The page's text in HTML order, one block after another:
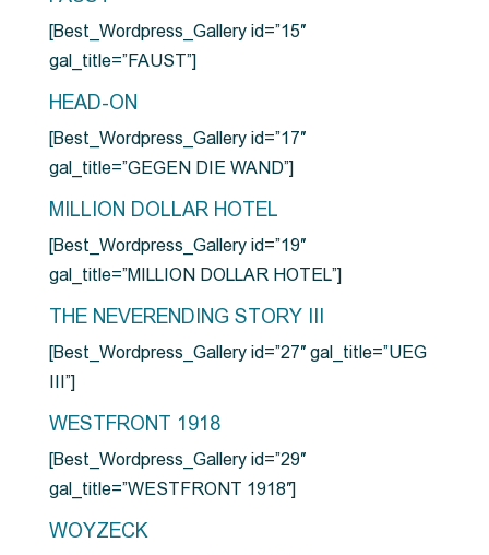
[Best_Wordpress_Gallery id=”15″
gal_title=”FAUST”]
HEAD-ON
[Best_Wordpress_Gallery id=”17″
gal_title=”GEGEN DIE WAND”]
MILLION DOLLAR HOTEL
[Best_Wordpress_Gallery id=”19″
gal_title=”MILLION DOLLAR HOTEL”]
THE NEVERENDING STORY III
[Best_Wordpress_Gallery id=”27″ gal_title=”UEG
III”]
WESTFRONT 1918
[Best_Wordpress_Gallery id=”29″
gal_title=”WESTFRONT 1918″]
WOYZECK